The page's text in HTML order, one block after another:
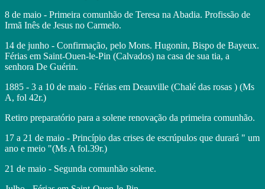
8 de maio - Primeira comunhão de Teresa na Abadia. Profissão de
Irmã Inês de Jesus no Carmelo.
14 de junho - Confirmação, pelo Mons. Hugonin, Bispo de Bayeux.
Férias em Saint-Ouen-le-Pin (Calvados) na casa de sua tia, a
senhora De Guérin.
1885 - 3 a 10 de maio - Férias em Deauville (Chalé das rosas ) (Ms
A, fol 42r.)
Retiro preparatório para a solene renovação da primeira comunhão.
17 a 21 de maio - Princípio das crises de escrúpulos que durará " um
ano e meio "(Ms A fol.39r.)
21 de maio - Segunda comunhão solene.